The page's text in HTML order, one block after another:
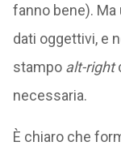
fanno bene).
dati oggettivi, e
stampo alt-right
necessaria.
È chiaro che